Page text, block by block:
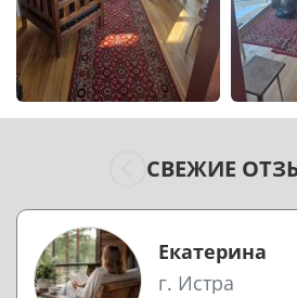
СВЕЖИЕ
Екатерина
г. Истра